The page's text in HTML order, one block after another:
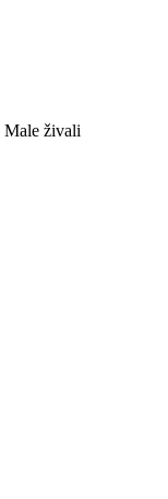
Male živali